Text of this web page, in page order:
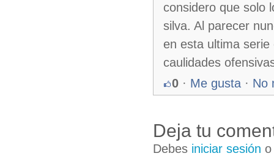
considero que solo
silva. Al parecer
en esta ultima
caulidades
0 · Me gusta · No
Deja tu
Debes iniciar sesión